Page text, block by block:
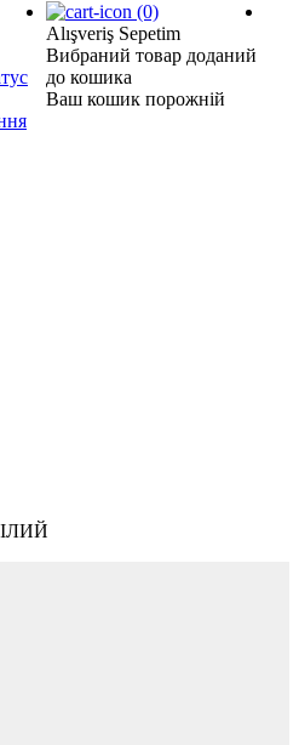
(0)
Alışveriş Sepetim
Вибраний товар доданий
до кошика
Ваш кошик порожній